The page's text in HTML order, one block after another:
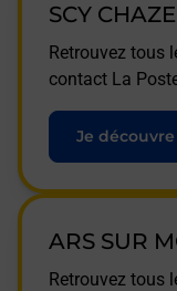
SCY
Retrouvez tous
contact La
Je découvre
ARS SUR
Retrouvez tous